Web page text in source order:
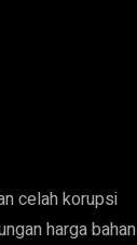
celah korupsi
harga bahan